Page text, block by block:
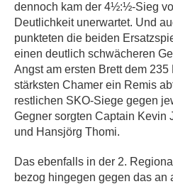
dennoch kam der 4½:½-Sieg
Deutlichkeit unerwartet. Und
punkteten die beiden
einen deutlich schwächeren
Angst am ersten Brett dem
stärksten Chamer ein Remis
restlichen SKO-Siege gegen
Gegner sorgten Captain Kevin
und Hansjörg Thomi.
Das ebenfalls in der 2.
bezog hingegen gegen das an